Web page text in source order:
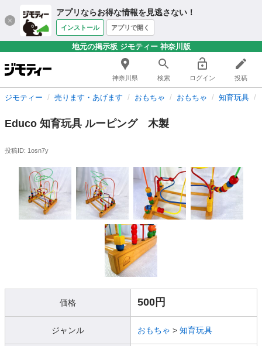
アプリならお得な情報を見逃さない！
インストール アプリで開く
地元の掲示板 ジモティー 神奈川版
神奈川県 検索 ログイン 投稿
ジモティー 売ります・あげます おもちゃ おもちゃ 知育玩具
Educo 知育玩具 ルーピング 木製
投稿ID: 1osn7y
価格 500円
ジャンル おもちゃ > 知育玩具